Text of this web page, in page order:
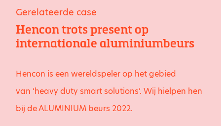
Gerelateerde case
Hencon trots present op
internationale aluminiumbeurs
Hencon is een wereldspeler op het gebied
van ‘heavy duty smart solutions’. Wij hielpen hen
bij de ALUMINIUM beurs 2022.